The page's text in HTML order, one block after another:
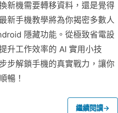
新機需要轉移資料，還是覺得
新手機教學將為你揭密多數人
隱藏功能。從極致省電設
升工作效率的 AI 實用小技
步解鎖手機的真實戰力，讓你
暢！
繼續閱讀→